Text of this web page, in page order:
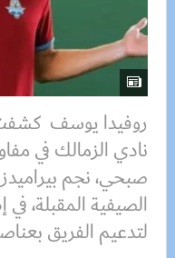
روفيدا يوسف
نادي الزمالك في
صبحي، نجم بيراميدز
الصيفية المقبلة،
لتدعيم الفريق